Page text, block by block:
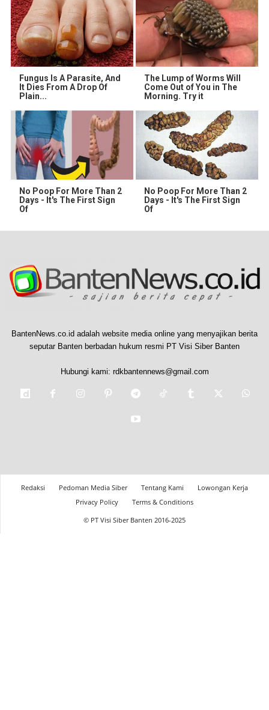
Fungus Is A Parasite, And
It Dies From A Drop Of
Plain...
The Lump of Worms Will
Come Out of You in The
Morning. Try it
No Poop For More Than 2
Days - It's The First Sign
Of
No Poop For More Than 2
Days - It's The First Sign
Of
BantenNews.co.id adalah website media online yang menyajikan berita
seputar Banten berbadan hukum resmi PT Visi Siber Banten
Hubungi kami: rdkbantennews@gmail.com
Redaksi Pedoman Media Siber Tentang Kami
Lowongan Kerja
Privacy Policy
Terms & Conditions
© PT Visi Siber Banten 2016-2025